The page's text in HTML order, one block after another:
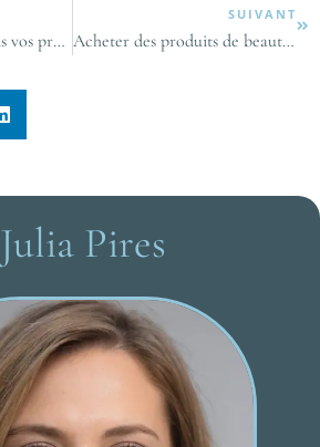
Incorporer le jute dans vos projets de mode : un guide pour les créateurs
SUIVANT
Acheter des produits de beauté et des articles de mode à petit prix
Julia Pires